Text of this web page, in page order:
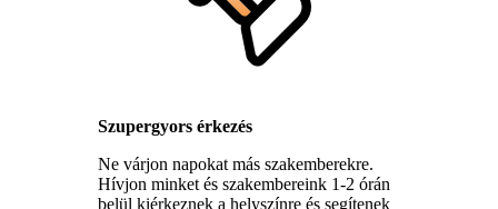
Szupergyors érkezés
Ne várjon napokat más szakemberekre.
Hívjon minket és szakembereink 1-2 órán
belül kiérkeznek a helyszínre és segítenek